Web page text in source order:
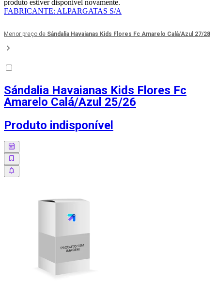
produto estiver disponível novamente.
FABRICANTE: ALPARGATAS S/A
Menor preço de Sándalia Havaianas Kids Flores Fc Amarelo Calá/Azul 27/28
Sándalia Havaianas Kids Flores Fc
Amarelo Calá/Azul 25/26
Produto indisponível